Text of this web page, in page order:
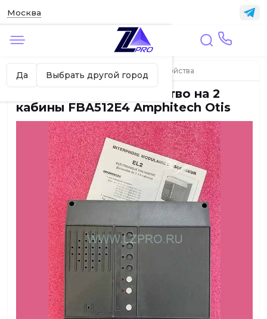
Москва
Москва ваш город?
Да Выбрать другой город
Главная ЛИФТЫ Переговорные устройства
Переговорное устройство на 2
кабины FBA512E4 Amphitech Otis